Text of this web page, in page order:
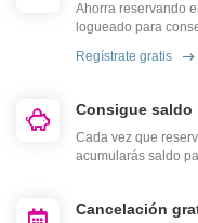
Ahorra reservando
logueado para
Regístrate gratis
Consigue saldo
Cada vez que
acumularás saldo
Cancelación